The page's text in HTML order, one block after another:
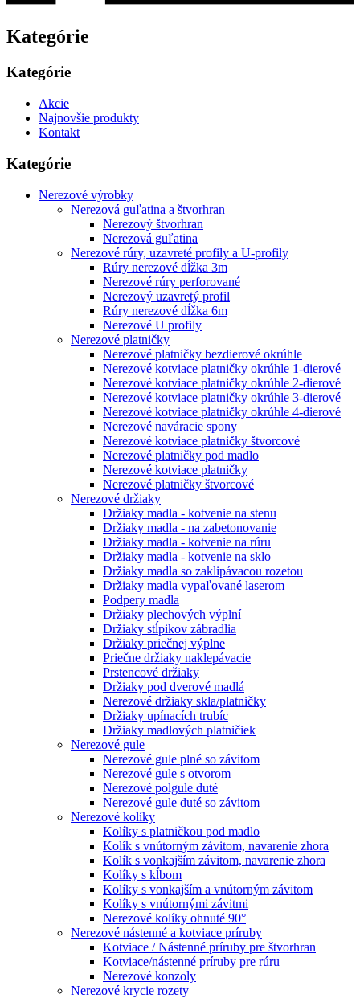
Kategórie
Kategórie
Akcie
Najnovšie produkty
Kontakt
Kategórie
Nerezové výrobky
Nerezová guľatina a štvorhran
Nerezový štvorhran
Nerezová guľatina
Nerezové rúry, uzavreté profily a U-profily
Rúry nerezové dĺžka 3m
Nerezové rúry perforované
Nerezový uzavretý profil
Rúry nerezové dĺžka 6m
Nerezové U profily
Nerezové platničky
Nerezové platničky bezdierové okrúhle
Nerezové kotviace platničky okrúhle 1-dierové
Nerezové kotviace platničky okrúhle 2-dierové
Nerezové kotviace platničky okrúhle 3-dierové
Nerezové kotviace platničky okrúhle 4-dierové
Nerezové naváracie spony
Nerezové kotviace platničky štvorcové
Nerezové platničky pod madlo
Nerezové kotviace platničky
Nerezové platničky štvorcové
Nerezové držiaky
Držiaky madla - kotvenie na stenu
Držiaky madla - na zabetonovanie
Držiaky madla - kotvenie na rúru
Držiaky madla - kotvenie na sklo
Držiaky madla so zaklipávacou rozetou
Držiaky madla vypaľované laserom
Podpery madla
Držiaky plechových výplní
Držiaky stĺpikov zábradlia
Držiaky priečnej výplne
Priečne držiaky naklepávacie
Prstencové držiaky
Držiaky pod dverové madlá
Nerezové držiaky skla/platničky
Držiaky upínacích trubíc
Držiaky madlových platničiek
Nerezové gule
Nerezové gule plné so závitom
Nerezové gule s otvorom
Nerezové polgule duté
Nerezové gule duté so závitom
Nerezové kolíky
Kolíky s platničkou pod madlo
Kolík s vnútorným závitom, navarenie zhora
Kolík s vonkajším závitom, navarenie zhora
Kolíky s kĺbom
Kolíky s vonkajším a vnútorným závitom
Kolíky s vnútornými závitmi
Nerezové kolíky ohnuté 90°
Nerezové nástenné a kotviace príruby
Kotviace / Nástenné príruby pre štvorhran
Kotviace/nástenné príruby pre rúru
Nerezové konzoly
Nerezové krycie rozety